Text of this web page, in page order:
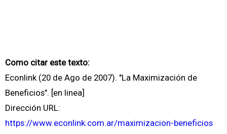
Como citar este texto:
Econlink (20 de Ago de 2007). "La Maximización de
Beneficios". [en linea]
Dirección URL:
https://www.econlink.com.ar/maximizacion-beneficios